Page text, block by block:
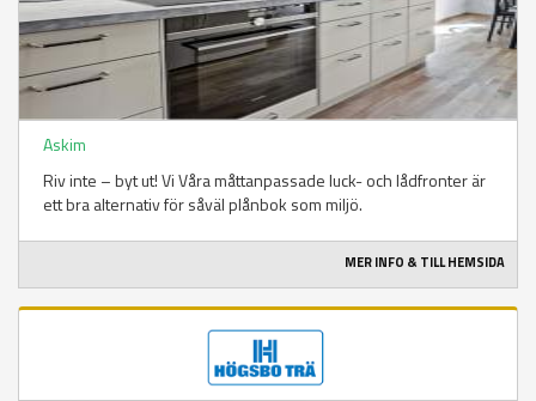
Askim
Riv inte – byt ut! Vi Våra måttanpassade luck- och lådfronter är
ett bra alternativ för såväl plånbok som miljö.
MER INFO & TILL HEMSIDA